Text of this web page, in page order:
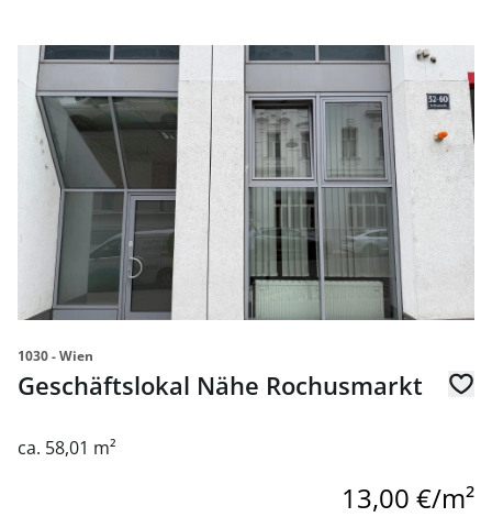
Link zur Seite Geschäftslokal Nähe Rochusmarkt
1030 - Wien
Geschäftslokal Nähe Rochusmarkt
ca. 58,01 m²
13,00 €/m²